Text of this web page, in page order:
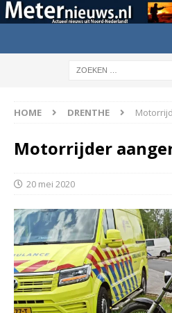
HOME DRENTHE
Motorrijder
20 mei 2020